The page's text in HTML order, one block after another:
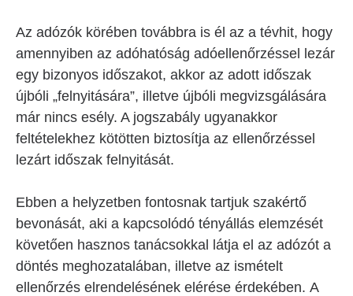
Az adózók körében továbbra is él az a tévhit, hogy
amennyiben az adóhatóság adóellenőrzéssel lezár
egy bizonyos időszakot, akkor az adott időszak
újbóli „felnyitására”, illetve újbóli megvizsgálására
már nincs esély. A jogszabály ugyanakkor
feltételekhez kötötten biztosítja az ellenőrzéssel
lezárt időszak felnyitását.
Ebben a helyzetben fontosnak tartjuk szakértő
bevonását, aki a kapcsolódó tényállás elemzését
követően hasznos tanácsokkal látja el az adózót a
döntés meghozatalában, illetve az ismételt
ellenőrzés elrendelésének elérése érdekében. A